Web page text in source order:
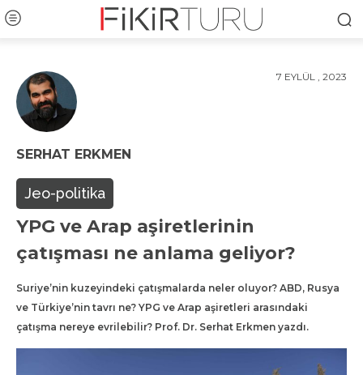
7 EYLÜL , 2023
SERHAT ERKMEN
Jeo-politika
YPG ve Arap aşiretlerinin
çatışması ne anlama geliyor?
Suriye’nin kuzeyindeki çatışmalarda neler oluyor? ABD, Rusya
ve Türkiye’nin tavrı ne? YPG ve Arap aşiretleri arasındaki
çatışma nereye evrilebilir? Prof. Dr. Serhat Erkmen yazdı.